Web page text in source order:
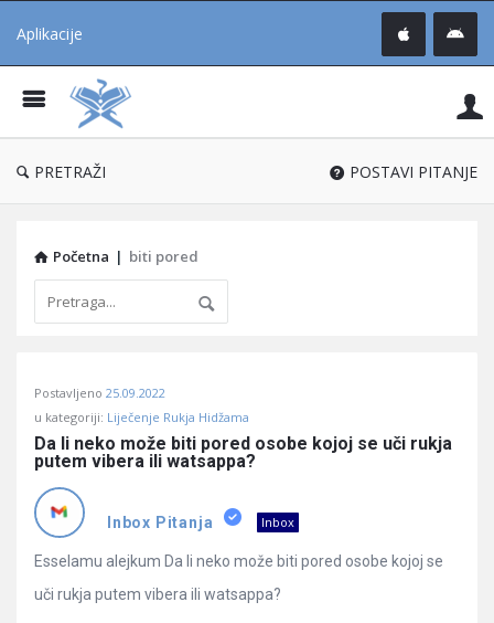
Aplikacije
®
PRETRAŽI POSTAVI PITANJE
Početna | biti pored
Učene
Latest
Pitanja
Postavljeno 25.09.2022
u kategoriji: Liječenje Rukja Hidžama
Da li neko može biti pored osobe kojoj se uči rukja
putem vibera ili watsappa?
Inbox Pitanja Inbox
Esselamu alejkum Da li neko može biti pored osobe kojoj se
uči rukja putem vibera ili watsappa?